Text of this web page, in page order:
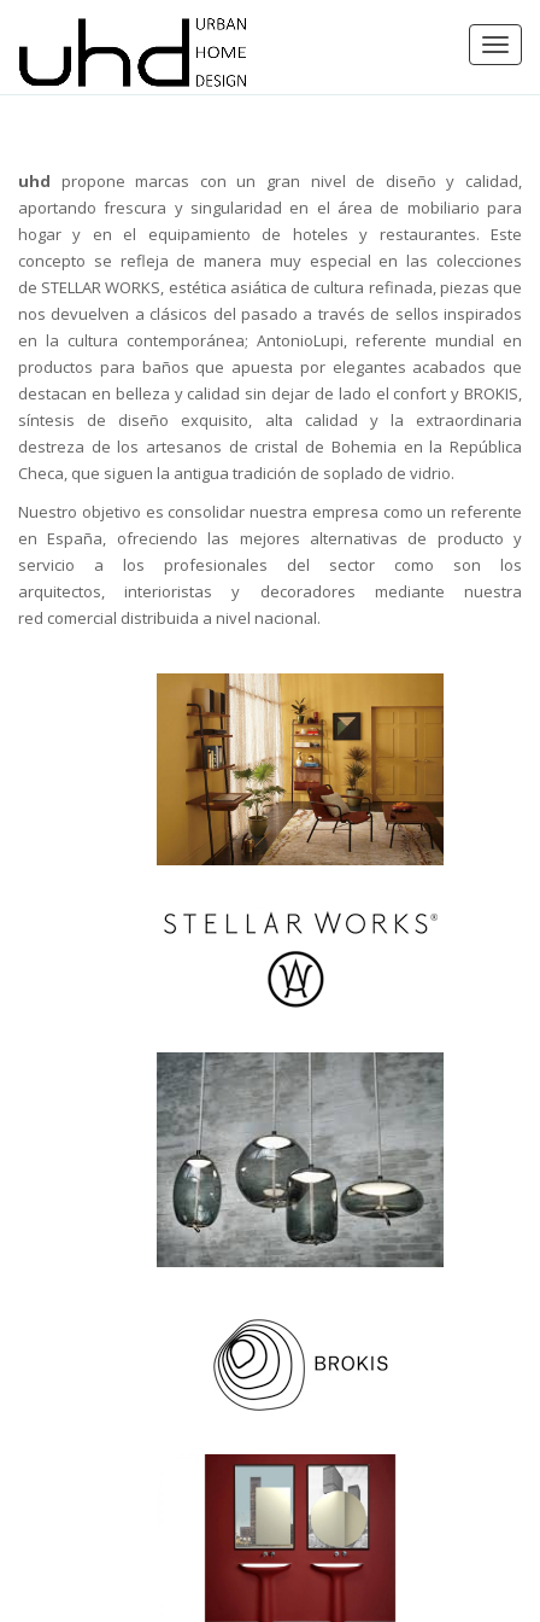
uhd propone marcas con un gran nivel de diseño y calidad,
aportando frescura y singularidad en el área de mobiliario para
hogar y en el equipamiento de hoteles y restaurantes. Este
concepto se refleja de manera muy especial en las colecciones
de STELLAR WORKS, estética asiática de cultura refinada, piezas que
nos devuelven a clásicos del pasado a través de sellos inspirados
en la cultura contemporánea; AntonioLupi, referente mundial en
productos para baños que apuesta por elegantes acabados que
destacan en belleza y calidad sin dejar de lado el confort y BROKIS,
síntesis de diseño exquisito, alta calidad y la extraordinaria
destreza de los artesanos de cristal de Bohemia en la República
Checa, que siguen la antigua tradición de soplado de vidrio.
Nuestro objetivo es consolidar nuestra empresa como un referente
en España, ofreciendo las mejores alternativas de producto y
servicio a los profesionales del sector como son los
arquitectos, interioristas y decoradores mediante nuestra
red comercial distribuida a nivel nacional.